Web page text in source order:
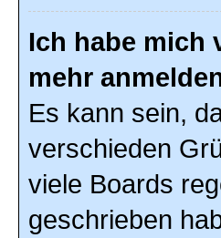
Ich habe mich
mehr
Es kann sein,
verschieden
viele Boards
geschrieben